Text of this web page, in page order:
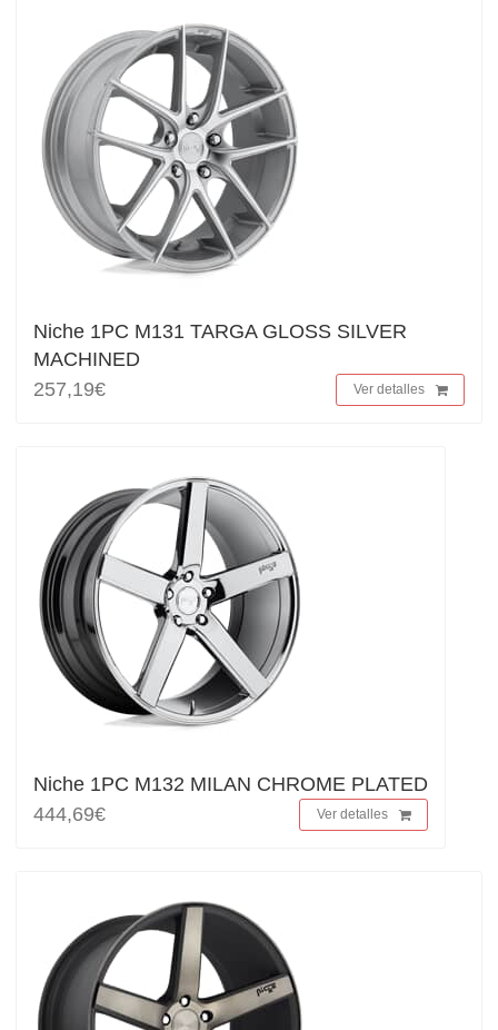
Niche 1PC M131 TARGA GLOSS SILVER
MACHINED
257,19€
Ver detalles
Niche 1PC M132 MILAN CHROME PLATED
444,69€
Ver detalles